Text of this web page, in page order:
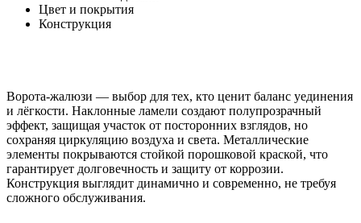
Цвет и покрытия
Конструкция
Ворота-жалюзи — выбор для тех, кто ценит баланс уединения
и лёгкости. Наклонные ламели создают полупрозрачный
эффект, защищая участок от посторонних взглядов, но
сохраняя циркуляцию воздуха и света. Металлические
элементы покрываются стойкой порошковой краской, что
гарантирует долговечность и защиту от коррозии.
Конструкция выглядит динамично и современно, не требуя
сложного обслуживания.